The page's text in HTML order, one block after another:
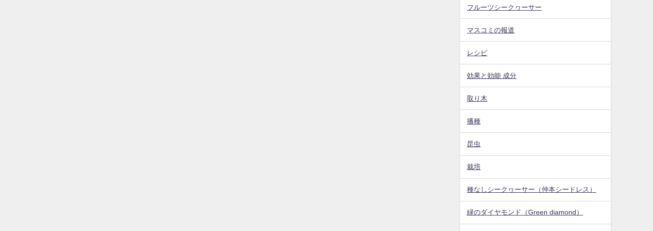
フルーツシークヮーサー
マスコミの報道
レシピ
効果と効能 成分
取り木
播種
昆虫
栽培
種なしシークヮーサー（仲本シードレス）
緑のダイヤモンド（Green diamond）